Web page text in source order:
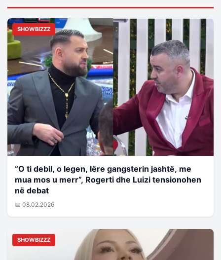
SHOWBIZZZ
“O ti debil, o legen, lëre gangsterin jashtë, me
mua mos u merr”, Rogerti dhe Luizi tensionohen
në debat
📅 08.02.2026
SHOWBIZZZ